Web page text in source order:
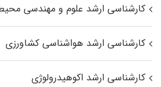
کارشناسی ارشد علوم و مهندسی
کارشناسی ارشد هواشناسی کشاورزی
کارشناسی ارشد اکوهیدرولوژی